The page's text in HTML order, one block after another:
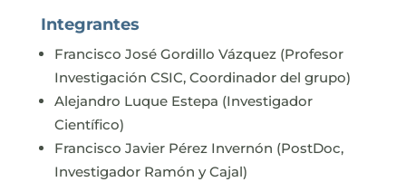
Integrantes
Francisco José Gordillo Vázquez (Profesor
Investigación CSIC, Coordinador del grupo)
Alejandro Luque Estepa (Investigador
Científico)
Francisco Javier Pérez Invernón (PostDoc,
Investigador Ramón y Cajal)